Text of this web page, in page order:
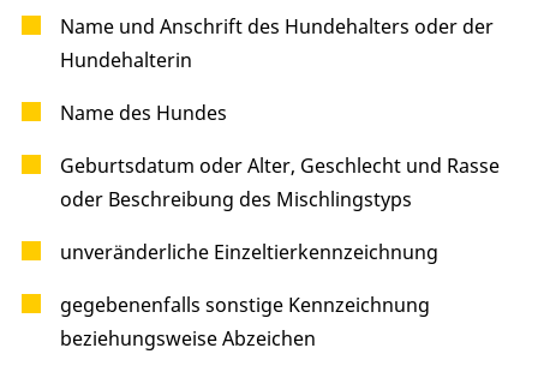
Name und Anschrift des Hundehalters oder der
Hundehalterin
Name des Hundes
Geburtsdatum oder Alter, Geschlecht und Rasse
oder Beschreibung des Mischlingstyps
unveränderliche Einzeltierkennzeichnung
gegebenenfalls sonstige Kennzeichnung
beziehungsweise Abzeichen